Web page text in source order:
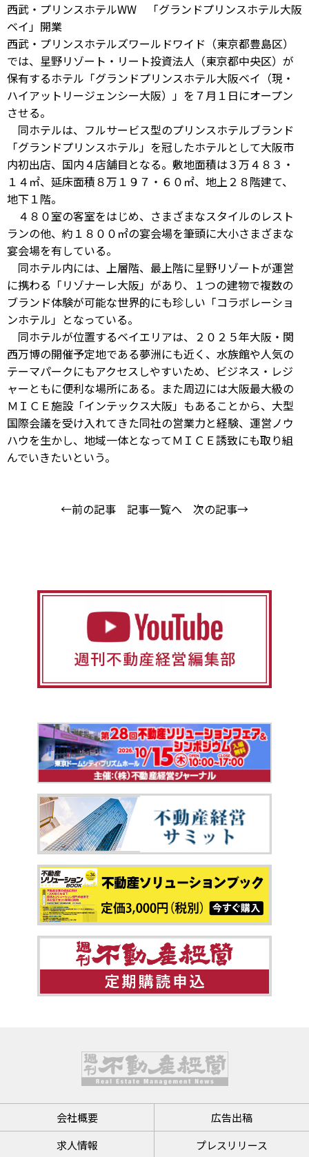
西武・プリンスホテルWW 「グランドプリンスホテル大阪
ベイ」開業
西武・プリンスホテルズワールドワイド（東京都豊島区）
では、星野リゾート・リート投資法人（東京都中央区）が
保有するホテル「グランドプリンスホテル大阪ベイ（現・
ハイアットリージェンシー大阪）」を７月１日にオープン
させる。
同ホテルは、フルサービス型のプリンスホテルブランド
「グランドプリンスホテル」を冠したホテルとして大阪市
内初出店、国内４店舗目となる。敷地面積は３万４８３・
１４㎡、延床面積８万１９７・６０㎡、地上２８階建て、
地下１階。
４８０室の客室をはじめ、さまざまなスタイルのレスト
ランの他、約１８００㎡の宴会場を筆頭に大小さまざまな
宴会場を有している。
同ホテル内には、上層階、最上階に星野リゾートが運営
に携わる「リゾナーレ大阪」があり、１つの建物で複数の
ブランド体験が可能な世界的にも珍しい「コラボレーショ
ンホテル」となっている。
同ホテルが位置するベイエリアは、２０２５年大阪・関
西万博の開催予定地である夢洲にも近く、水族館や人気の
テーマパークにもアクセスしやすいため、ビジネス・レジ
ャーともに便利な場所にある。また周辺には大阪最大級の
ＭＩＣＥ施設「インテックス大阪」もあることから、大型
国際会議を受け入れてきた同社の営業力と経験、運営ノウ
ハウを生かし、地域一体となってＭＩＣＥ誘致にも取り組
んでいきたいという。
←前の記事 記事一覧へ 次の記事→
会社概要
広告出稿
求人情報
プレスリリース